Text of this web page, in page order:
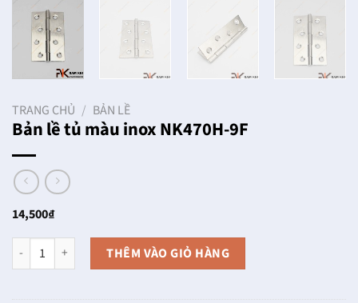
TRANG CHỦ / BẢN LỀ
Bản lề tủ màu inox NK470H-9F
14,500₫
Bản lề tủ màu inox NK470H-9F số lượng
THÊM VÀO GIỎ HÀNG